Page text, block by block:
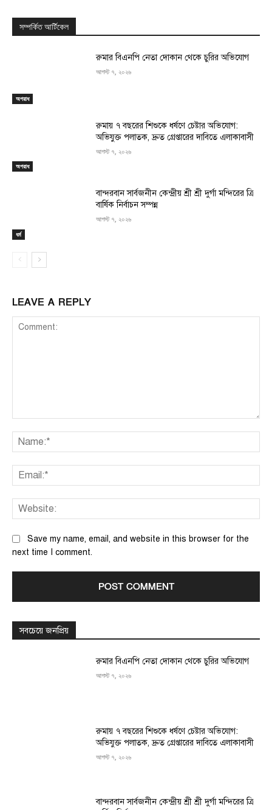
সম্পর্কিত আর্টিকেল
অপরাধ
রুমার বিএনপি নেতা দোকান থেকে চুরির অভিযোগ
আগস্ট ৭, ২০২৬
অপরাধ
রুমায় ৭ বছরের শিশুকে ধর্ষণে চেষ্টার অভিযোগ:
অভিযুক্ত পলাতক, দ্রুত গ্রেপ্তারের দাবিতে এলাকাবাসী
আগস্ট ৭, ২০২৬
ধর্ম
বান্দরবান সার্বজনীন কেন্দ্রীয় শ্রী শ্রী দুর্গা মন্দিরের ত্রি
বার্ষিক নির্বাচন সম্পন্ন
আগস্ট ৭, ২০২৬
LEAVE A REPLY
Save my name, email, and website in this browser for the
next time I comment.
সবচেয়ে জনপ্রিয়
রুমার বিএনপি নেতা দোকান থেকে চুরির অভিযোগ
আগস্ট ৭, ২০২৬
রুমায় ৭ বছরের শিশুকে ধর্ষণে চেষ্টার অভিযোগ:
অভিযুক্ত পলাতক, দ্রুত গ্রেপ্তারের দাবিতে এলাকাবাসী
আগস্ট ৭, ২০২৬
বান্দরবান সার্বজনীন কেন্দ্রীয় শ্রী শ্রী দুর্গা মন্দিরের ত্রি